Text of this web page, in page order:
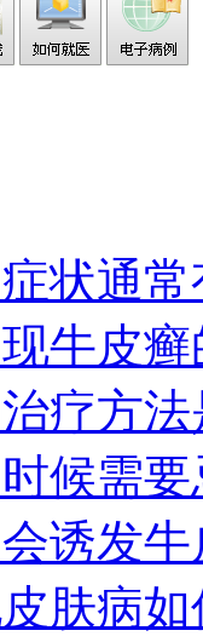
状通
牛皮
疗方
候需
诱发
肤病